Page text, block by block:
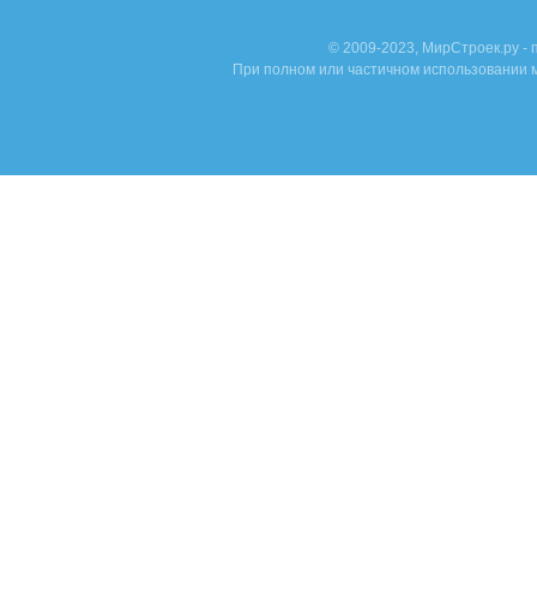
© 2009-2023, МирСтроек.ру -
При полном или частичном использовании